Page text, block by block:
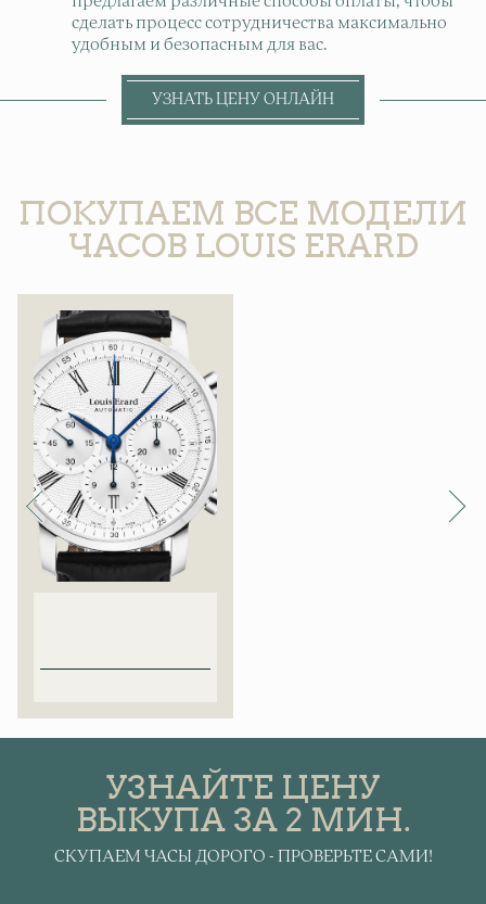
сделать процесс сотрудничества максимально
удобным и безопасным для вас.
УЗНАТЬ ЦЕНУ ОНЛАЙН
ПОКУПАЕМ ВСЕ МОДЕЛИ
ЧАСОВ LOUIS ERARD
УЗНАЙТЕ ЦЕНУ
ВЫКУПА ЗА 2 МИН.
СКУПАЕМ ЧАСЫ ДОРОГО - ПРОВЕРЬТЕ САМИ!